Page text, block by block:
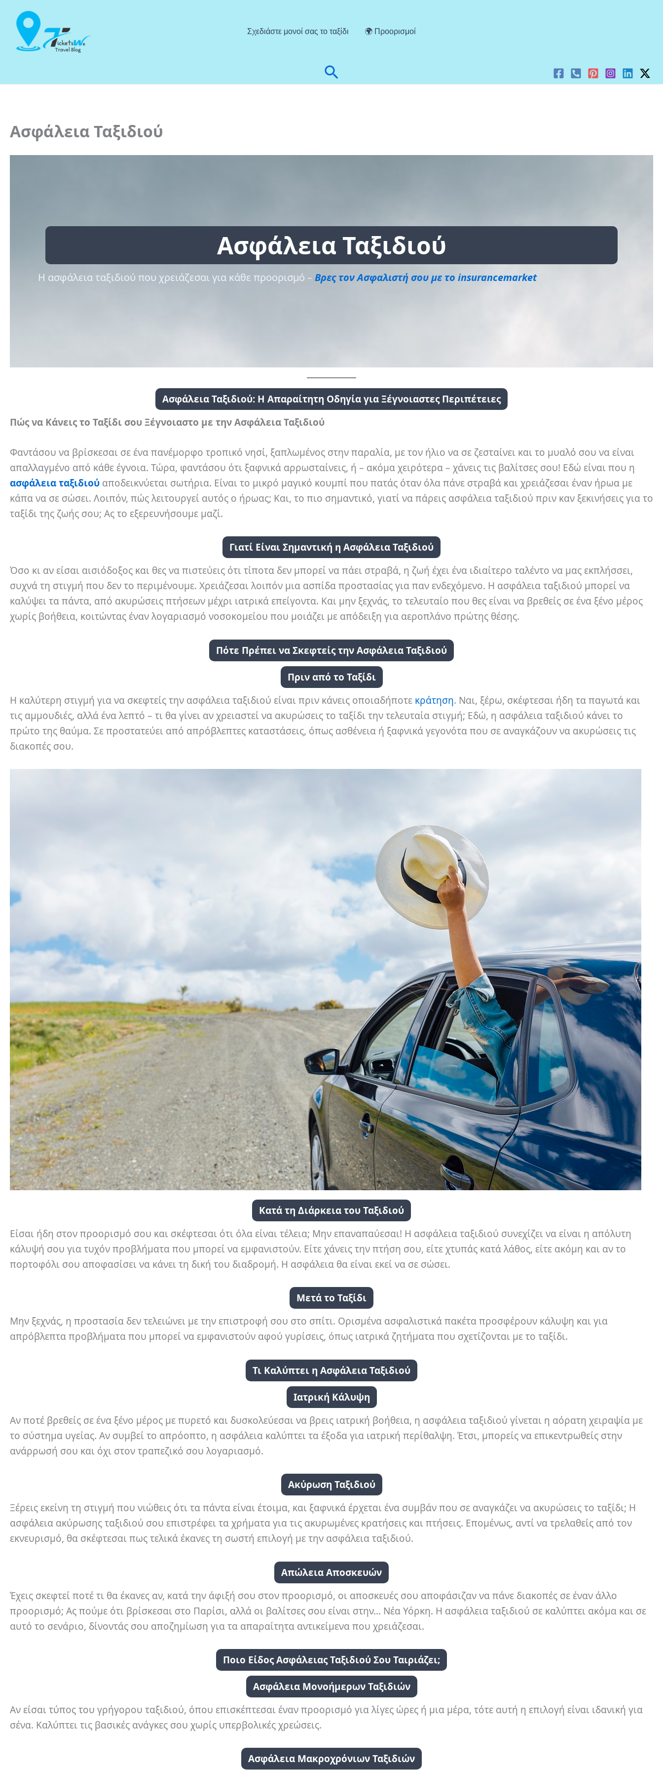
περιεχόμενο
Σχεδιάστε μονοί σας το ταξίδι 🌍 Προορισμοί
Αναζήτηση
Ασφάλεια Ταξιδιού
Ασφάλεια Ταξιδιού
Η ασφάλεια ταξιδιού που χρειάζεσαι για κάθε προορισμό – Βρες τον Ασφαλιστή σου με το insurancemarket
Ασφάλεια Ταξιδιού: Η Απαραίτητη Οδηγία για Ξέγνοιαστες Περιπέτειες
Πώς να Κάνεις το Ταξίδι σου Ξέγνοιαστο με την Ασφάλεια Ταξιδιού
Φαντάσου να βρίσκεσαι σε ένα πανέμορφο τροπικό νησί, ξαπλωμένος στην παραλία, με τον ήλιο να σε ζεσταίνει και το μυαλό σου να είναι
απαλλαγμένο από κάθε έγνοια. Τώρα, φαντάσου ότι ξαφνικά αρρωσταίνεις, ή – ακόμα χειρότερα – χάνεις τις βαλίτσες σου! Εδώ είναι που η
ασφάλεια ταξιδιού αποδεικνύεται σωτήρια. Είναι το μικρό μαγικό κουμπί που πατάς όταν όλα πάνε στραβά και χρειάζεσαι έναν ήρωα με
κάπα να σε σώσει. Λοιπόν, πώς λειτουργεί αυτός ο ήρωας; Και, το πιο σημαντικό, γιατί να πάρεις ασφάλεια ταξιδιού πριν καν ξεκινήσεις για το
ταξίδι της ζωής σου; Ας το εξερευνήσουμε μαζί.
Γιατί Είναι Σημαντική η Ασφάλεια Ταξιδιού
Όσο κι αν είσαι αισιόδοξος και θες να πιστεύεις ότι τίποτα δεν μπορεί να πάει στραβά, η ζωή έχει ένα ιδιαίτερο ταλέντο να μας εκπλήσσει,
συχνά τη στιγμή που δεν το περιμένουμε. Χρειάζεσαι λοιπόν μια ασπίδα προστασίας για παν ενδεχόμενο. Η ασφάλεια ταξιδιού μπορεί να
καλύψει τα πάντα, από ακυρώσεις πτήσεων μέχρι ιατρικά επείγοντα. Και μην ξεχνάς, το τελευταίο που θες είναι να βρεθείς σε ένα ξένο μέρος
χωρίς βοήθεια, κοιτώντας έναν λογαριασμό νοσοκομείου που μοιάζει με απόδειξη για αεροπλάνο πρώτης θέσης.
Πότε Πρέπει να Σκεφτείς την Ασφάλεια Ταξιδιού
Πριν από το Ταξίδι
Η καλύτερη στιγμή για να σκεφτείς την ασφάλεια ταξιδιού είναι πριν κάνεις οποιαδήποτε κράτηση. Ναι, ξέρω, σκέφτεσαι ήδη τα παγωτά και
τις αμμουδιές, αλλά ένα λεπτό – τι θα γίνει αν χρειαστεί να ακυρώσεις το ταξίδι την τελευταία στιγμή; Εδώ, η ασφάλεια ταξιδιού κάνει το
πρώτο της θαύμα. Σε προστατεύει από απρόβλεπτες καταστάσεις, όπως ασθένεια ή ξαφνικά γεγονότα που σε αναγκάζουν να ακυρώσεις τις
διακοπές σου.
Κατά τη Διάρκεια του Ταξιδιού
Είσαι ήδη στον προορισμό σου και σκέφτεσαι ότι όλα είναι τέλεια; Μην επαναπαύεσαι! Η ασφάλεια ταξιδιού συνεχίζει να είναι η απόλυτη
κάλυψή σου για τυχόν προβλήματα που μπορεί να εμφανιστούν. Είτε χάνεις την πτήση σου, είτε χτυπάς κατά λάθος, είτε ακόμη και αν το
πορτοφόλι σου αποφασίσει να κάνει τη δική του διαδρομή. Η ασφάλεια θα είναι εκεί να σε σώσει.
Μετά το Ταξίδι
Μην ξεχνάς, η προστασία δεν τελειώνει με την επιστροφή σου στο σπίτι. Ορισμένα ασφαλιστικά πακέτα προσφέρουν κάλυψη και για
απρόβλεπτα προβλήματα που μπορεί να εμφανιστούν αφού γυρίσεις, όπως ιατρικά ζητήματα που σχετίζονται με το ταξίδι.
Τι Καλύπτει η Ασφάλεια Ταξιδιού
Ιατρική Κάλυψη
Αν ποτέ βρεθείς σε ένα ξένο μέρος με πυρετό και δυσκολεύεσαι να βρεις ιατρική βοήθεια, η ασφάλεια ταξιδιού γίνεται η αόρατη χειραψία με
το σύστημα υγείας. Αν συμβεί το απρόοπτο, η ασφάλεια καλύπτει τα έξοδα για ιατρική περίθαλψη. Έτσι, μπορείς να επικεντρωθείς στην
ανάρρωσή σου και όχι στον τραπεζικό σου λογαριασμό.
Ακύρωση Ταξιδιού
Ξέρεις εκείνη τη στιγμή που νιώθεις ότι τα πάντα είναι έτοιμα, και ξαφνικά έρχεται ένα συμβάν που σε αναγκάζει να ακυρώσεις το ταξίδι; Η
ασφάλεια ακύρωσης ταξιδιού σου επιστρέφει τα χρήματα για τις ακυρωμένες κρατήσεις και πτήσεις. Επομένως, αντί να τρελαθείς από τον
εκνευρισμό, θα σκέφτεσαι πως τελικά έκανες τη σωστή επιλογή με την ασφάλεια ταξιδιού.
Απώλεια Αποσκευών
Έχεις σκεφτεί ποτέ τι θα έκανες αν, κατά την άφιξή σου στον προορισμό, οι αποσκευές σου αποφάσιζαν να πάνε διακοπές σε έναν άλλο
προορισμό; Ας πούμε ότι βρίσκεσαι στο Παρίσι, αλλά οι βαλίτσες σου είναι στην… Νέα Υόρκη. Η ασφάλεια ταξιδιού σε καλύπτει ακόμα και σε
αυτό το σενάριο, δίνοντάς σου αποζημίωση για τα απαραίτητα αντικείμενα που χρειάζεσαι.
Ποιο Είδος Ασφάλειας Ταξιδιού Σου Ταιριάζει;
Ασφάλεια Μονοήμερων Ταξιδιών
Αν είσαι τύπος του γρήγορου ταξιδιού, όπου επισκέπτεσαι έναν προορισμό για λίγες ώρες ή μια μέρα, τότε αυτή η επιλογή είναι ιδανική για
σένα. Καλύπτει τις βασικές ανάγκες σου χωρίς υπερβολικές χρεώσεις.
Ασφάλεια Μακροχρόνιων Ταξιδιών